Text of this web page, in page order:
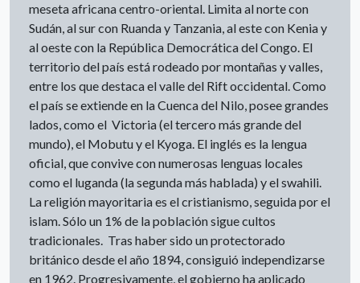
meseta africana centro-oriental. Limita al norte con
Sudán, al sur con Ruanda y Tanzania, al este con Kenia y
al oeste con la República Democrática del Congo. El
territorio del país está rodeado por montañas y valles,
entre los que destaca el valle del Rift occidental. Como
el país se extiende en la Cuenca del Nilo, posee grandes
lados, como el Victoria (el tercero más grande del
mundo), el Mobutu y el Kyoga. El inglés es la lengua
oficial, que convive con numerosas lenguas locales
como el luganda (la segunda más hablada) y el swahili.
La religión mayoritaria es el cristianismo, seguida por el
islam. Sólo un 1% de la población sigue cultos
tradicionales. Tras haber sido un protectorado
británico desde el año 1894, consiguió independizarse
en 1962. Progresivamente, el gobierno ha aplicado